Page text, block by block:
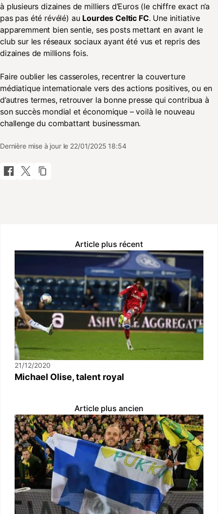
à plusieurs dizaines de milliers d’Euros (le chiffre exact n’a
pas pas été révélé) au Lourdes Celtic FC. Une initiative
apparemment bien sentie, ses posts mettant en avant le
club sur les réseaux sociaux ayant été vus et repris des
dizaines de millions fois.
Faire oublier les casseroles, recentrer la couverture
médiatique internationale vers des actions positives, ou en
d’autres termes, retrouver la bonne presse qui contribua à
son succès mondial et économique – voilà le nouveau
challenge du combattant businessman.
Dernière mise à jour le 22/01/2025 18:54
Article plus récent
21/12/2020
Michael Olise, talent royal
Article plus ancien